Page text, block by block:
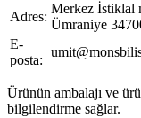
Adres:
Merkez İstiklal
Ümraniye
E-
posta:
Ürünün ambalajı ve
bilgilendirme sağlar.